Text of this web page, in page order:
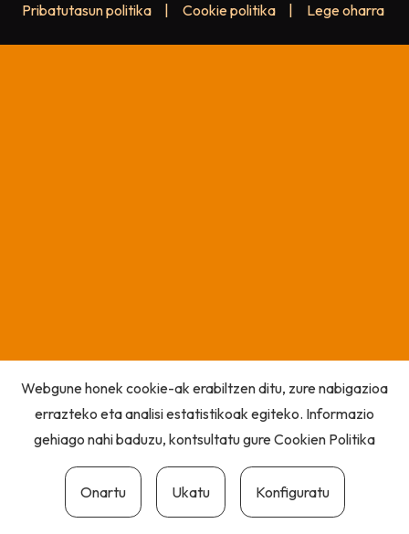
Pribatutasun politika Cookie politika Lege oharra
Webgune honek cookie-ak erabiltzen ditu, zure nabigazioa
errazteko eta analisi estatistikoak egiteko. Informazio
gehiago nahi baduzu, kontsultatu gureCookien Politika
Onartu Ukatu Konfiguratu